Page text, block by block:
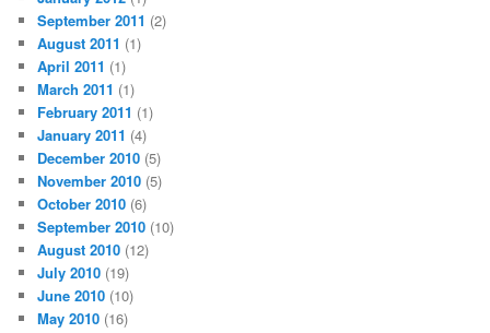
September 2011 (2)
August 2011 (1)
April 2011 (1)
March 2011 (1)
February 2011 (1)
January 2011 (4)
December 2010 (5)
November 2010 (5)
October 2010 (6)
September 2010 (10)
August 2010 (12)
July 2010 (19)
June 2010 (10)
May 2010 (16)